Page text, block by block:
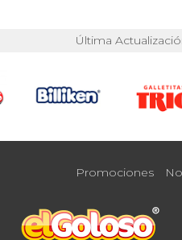
Última
Promociones